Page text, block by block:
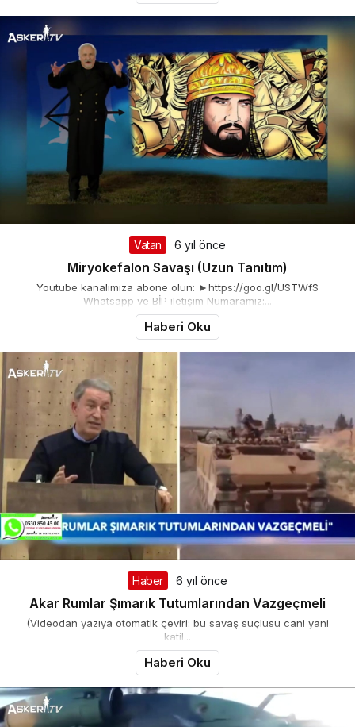
Vatan 6 yıl önce
Miryokefalon Savaşı (Uzun Tanıtım)
Youtube kanalımıza abone olun: ►https://goo.gl/USTWfS
Whatsapp ve BİP iletişim Numaramız:...
Haberi Oku
Haber 6 yıl önce
Akar Rumlar Şımarık Tutumlarından Vazgeçmeli
(Videodan yazıya otomatik çeviri: bu savaş suçlusu cani yani
katil...
Haberi Oku